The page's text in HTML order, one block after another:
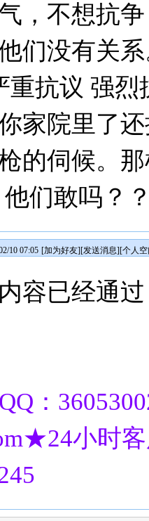
，不想抗
们没有关
重抗议 强
家院里了
的伺候。
他们敢吗？
10 07:05 [加为好友][发送消息][个人
容已经通
：
小时